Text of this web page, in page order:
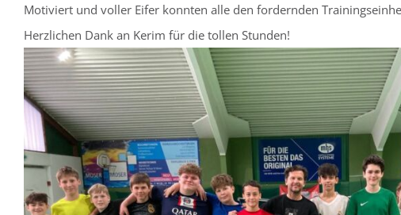
Motiviert und voller Eifer konnten alle den fordernden
Herzlichen Dank an Kerim für die tollen Stunden!